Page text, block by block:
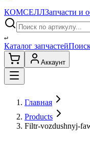
КОМСЕЛЛЗапчасти и
↵
Каталог запчастей
Аккаунт
Главная
Products
Filtr-vozdushnyj-